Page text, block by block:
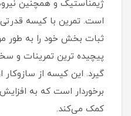
ژیمناستیک و همچنین
است. تمرین با کیسه
ثبات‌ بخش خود را به‌ طور
پیچیده‌ ترین تمرینات و
گیرد. این کیسه از سازوکار
برخوردار است که به
کمک می‌کند.